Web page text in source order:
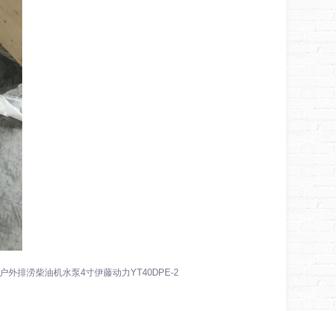
户外排涝柴油机水泵4寸伊藤动力YT40DPE-2